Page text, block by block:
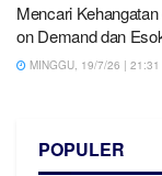
Mencari
on Demand dan
MINGGU, 19/7/26 | 21:31
POPULER